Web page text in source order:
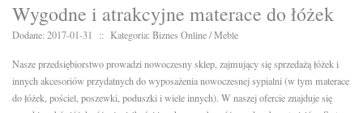
Wygodne i atrakcyjne materace do łóżek
Dodane: 2017-01-31 :: Kategoria: Biznes Online / Meble
Nasze przedsiębiorstwo prowadzi nowoczesny sklep, zajmujący się sprzedażą łóżek i
innych akcesoriów przydatnych do wyposażenia nowoczesnej sypialni (w tym materace
do łóżek, pościel, poszewki, poduszki i wiele innych). W naszej ofercie znajduje się